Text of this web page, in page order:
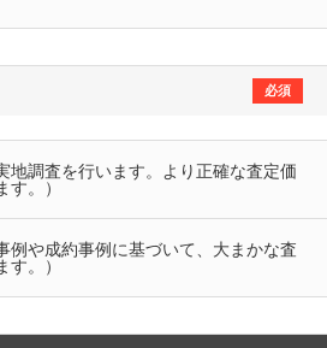
必須
地調査を行います。より正確な査定価
。）
例や成約事例に基づいて、大まかな査
。）